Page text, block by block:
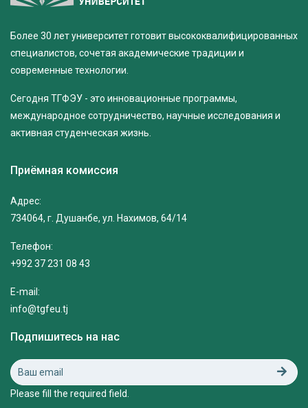
Более 30 лет университет готовит высококвалифицированных
специалистов, сочетая академические традиции и
современные технологии.
Сегодня ТГФЭУ - это инновационные программы,
международное сотрудничество, научные исследования и
активная студенческая жизнь.
Приёмная комиссия
Адрес:
734064, г. Душанбе, ул. Нахимов, 64/14
Телефон:
+992 37 231 08 43
E-mail:
info@tgfeu.tj
Подпишитесь на нас
Please fill the required field.